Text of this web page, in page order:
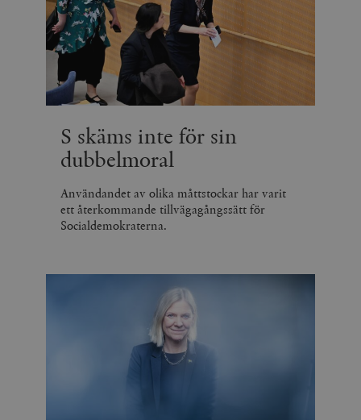
S skäms inte för sin
dubbelmoral
Användandet av olika måttstockar har varit
ett återkommande tillvägagångssätt för
Socialdemokraterna.